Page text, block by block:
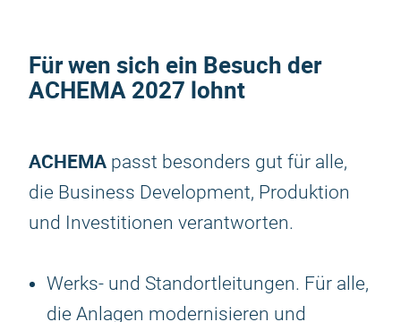
Für wen sich ein Besuch der
ACHEMA 2027 lohnt
ACHEMA passt besonders gut für alle,
die Business Development, Produktion
und Investitionen verantworten.
Werks- und Standortleitungen. Für alle,
die Anlagen modernisieren und